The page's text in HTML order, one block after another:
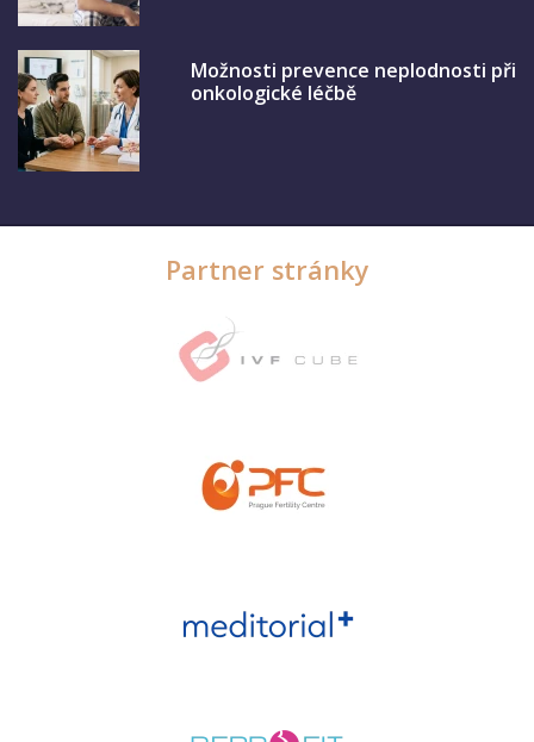
Možnosti prevence neplodnosti při
onkologické léčbě
Partner stránky